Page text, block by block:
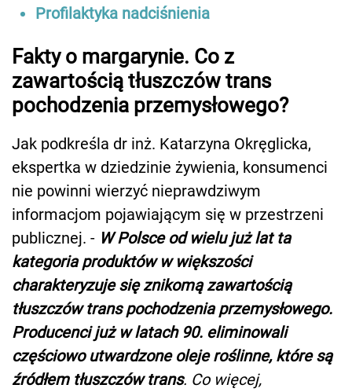
Profilaktyka nadciśnienia
Fakty o margarynie. Co z
zawartością tłuszczów trans
pochodzenia przemysłowego?
Jak podkreśla dr inż. Katarzyna Okręglicka,
ekspertka w dziedzinie żywienia, konsumenci
nie powinni wierzyć nieprawdziwym
informacjom pojawiającym się w przestrzeni
publicznej. - W Polsce od wielu już lat ta
kategoria produktów w większości
charakteryzuje się znikomą zawartością
tłuszczów trans pochodzenia przemysłowego.
Producenci już w latach 90. eliminowali
częściowo utwardzone oleje roślinne, które są
źródłem tłuszczów trans. Co więcej,